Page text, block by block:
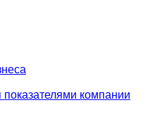
компании